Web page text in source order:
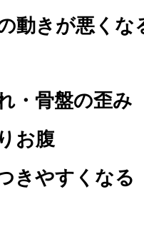
動きが悪くな
・骨盤の歪み
お腹
やすくなる